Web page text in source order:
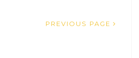
PREVIOUS PAGE